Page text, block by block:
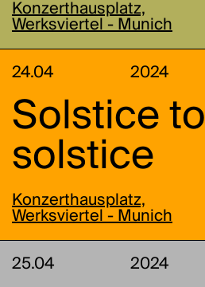
Konzerthausplatz,
Werksviertel - Munich
24.04 2024
Solstice to
solstice
Konzerthausplatz,
Werksviertel - Munich
25.04 2024